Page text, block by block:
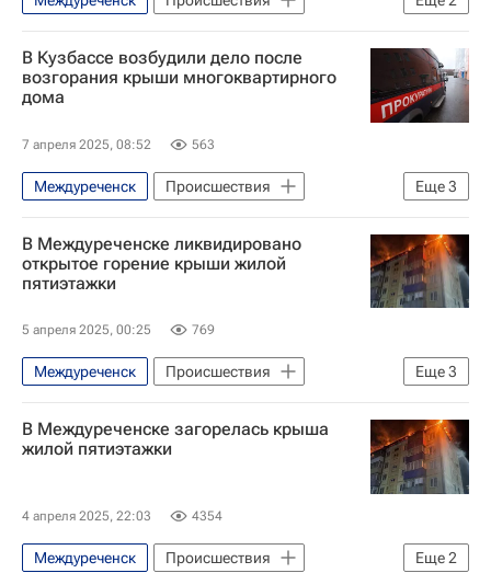
Кемеровская область
Россия
В Кузбассе возбудили дело после
возгорания крыши многоквартирного
дома
7 апреля 2025, 08:52 563
Еще3
Междуреченск
Происшествия
Кемеровская область
Россия
В Междуреченске ликвидировано
открытое горение крыши жилой
пятиэтажки
5 апреля 2025, 00:25 769
Еще3
Междуреченск
Происшествия
Кемеровская область
Россия
В Междуреченске загорелась крыша
жилой пятиэтажки
4 апреля 2025, 22:03 4354
Еще2
Междуреченск
Происшествия